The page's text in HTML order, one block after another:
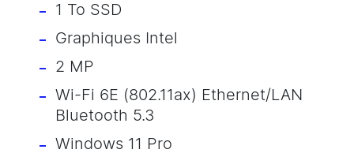
1 To SSD
Graphiques Intel
2 MP
Wi-Fi 6E (802.11ax) Ethernet/LAN
Bluetooth 5.3
Windows 11 Pro